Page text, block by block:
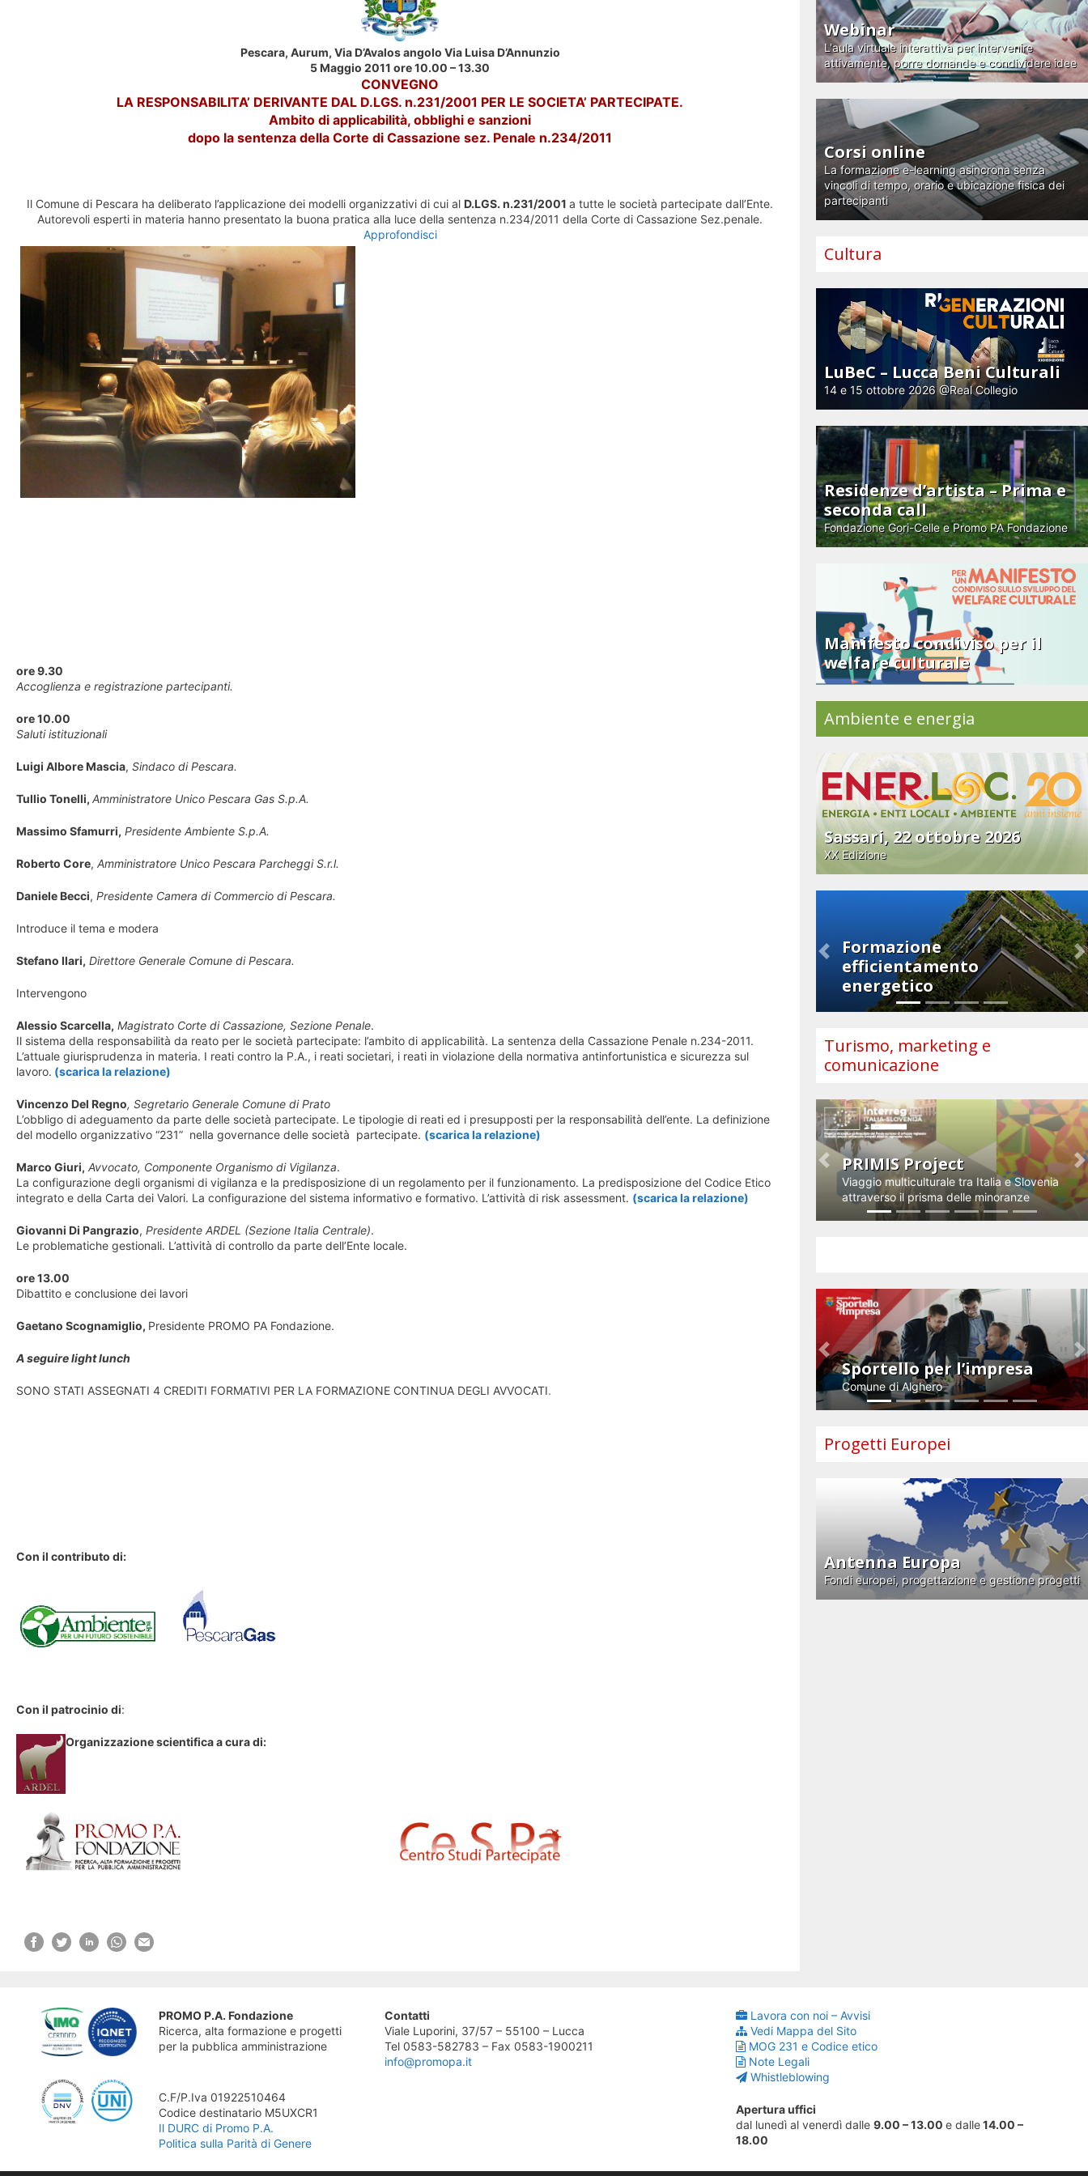
Pescara, Aurum, Via D’Avalos angolo Via Luisa D’Annunzio
5 Maggio 2011 ore 10.00 – 13.30
CONVEGNO
LA RESPONSABILITA’ DERIVANTE DAL D.LGS. n.231/2001 PER LE SOCIETA’ PARTECIPATE.
Ambito di applicabilità, obblighi e sanzioni
dopo la sentenza della Corte di Cassazione sez. Penale n.234/2011
Il Comune di Pescara ha deliberato l’applicazione dei modelli organizzativi di cui al D.LGS. n.231/2001 a tutte le società partecipate dall’Ente.
Autorevoli esperti in materia hanno presentato la buona pratica alla luce della sentenza n.234/2011 della Corte di Cassazione Sez.penale.
Approfondisci
ore 9.30
Accoglienza e registrazione partecipanti.
ore 10.00
Saluti istituzionali
Luigi Albore Mascia, Sindaco di Pescara.
Tullio Tonelli, Amministratore Unico Pescara Gas S.p.A.
Massimo Sfamurri, Presidente Ambiente S.p.A.
Roberto Core, Amministratore Unico Pescara Parcheggi S.r.l.
Daniele Becci, Presidente Camera di Commercio di Pescara.
Introduce il tema e modera
Stefano Ilari, Direttore Generale Comune di Pescara.
Intervengono
Alessio Scarcella, Magistrato Corte di Cassazione, Sezione Penale.
Il sistema della responsabilità da reato per le società partecipate: l’ambito di applicabilità. La sentenza della Cassazione Penale n.234-2011.
L’attuale giurisprudenza in materia. I reati contro la P.A., i reati societari, i reati in violazione della normativa antinfortunistica e sicurezza sul
lavoro. (scarica la relazione)
Vincenzo Del Regno, Segretario Generale Comune di Prato
L’obbligo di adeguamento da parte delle società partecipate. Le tipologie di reati ed i presupposti per la responsabilità dell’ente. La definizione
del modello organizzativo “231” nella governance delle società partecipate. (scarica la relazione)
Marco Giuri, Avvocato, Componente Organismo di Vigilanza.
La configurazione degli organismi di vigilanza e la predisposizione di un regolamento per il funzionamento. La predisposizione del Codice Etico
integrato e della Carta dei Valori. La configurazione del sistema informativo e formativo. L’attività di risk assessment. (scarica la relazione)
Giovanni Di Pangrazio, Presidente ARDEL (Sezione Italia Centrale).
Le problematiche gestionali. L’attività di controllo da parte dell’Ente locale.
ore 13.00
Dibattito e conclusione dei lavori
Gaetano Scognamiglio, Presidente PROMO PA Fondazione.
A seguire light lunch
SONO STATI ASSEGNATI 4 CREDITI FORMATIVI PER LA FORMAZIONE CONTINUA DEGLI AVVOCATI.
Con il contributo di:
Con il patrocinio di:
Organizzazione scientifica a cura di:
Webinar
L'aula virtuale interattiva per intervenire
attivamente, porre domande e condividere idee
Corsi online
La formazione e-learning asincrona senza
vincoli di tempo, orario e ubicazione fisica dei
partecipanti
Cultura
LuBeC – Lucca Beni Culturali
14 e 15 ottobre 2026 @Real Collegio
Residenze d’artista – Prima e
seconda call
Fondazione Gori-Celle e Promo PA Fondazione
Manifesto condiviso per il
welfare culturale
Ambiente e energia
Sassari, 22 ottobre 2026
XX Edizione
Formazione
efficientamento
energetico
Previous
Turismo, marketing e
comunicazione
PRIMIS Project
Viaggio multiculturale tra Italia e Slovenia
attraverso il prisma delle minoranze
Previous
Sportello per l’impresa
Comune di Alghero
Previous
Progetti Europei
Antenna Europa
Fondi europei, progettazione e gestione progetti
PROMO P.A. Fondazione
Ricerca, alta formazione e progetti
per la pubblica amministrazione
C.F/P.Iva 01922510464
Codice destinatario M5UXCR1
Il DURC di Promo P.A.
Politica sulla Parità di Genere
Contatti
Viale Luporini, 37/57 – 55100 – Lucca
Tel 0583-582783 – Fax 0583-1900211
info@promopa.it
Lavora con noi – Avvisi
Vedi Mappa del Sito
MOG 231 e Codice etico
Note Legali
Whistleblowing
Apertura uffici
dal lunedì al venerdì dalle9.00 – 13.00e dalle14.00 –
18.00